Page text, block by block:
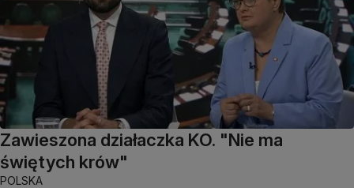
Zawieszona działaczka KO. "Nie ma
świętych krów"
POLSKA